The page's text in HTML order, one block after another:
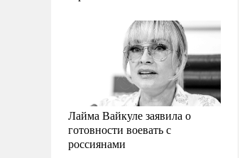
Лайма Вайкуле заявила о
готовности воевать с
россиянами